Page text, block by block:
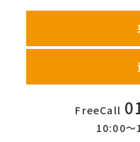
FreeCall
10:00〜